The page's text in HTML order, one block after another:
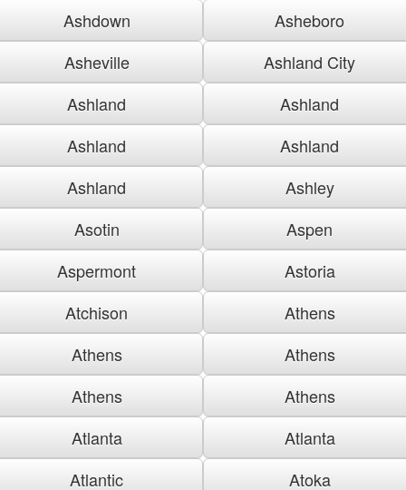
Ashdown
Asheboro
Asheville
Ashland City
Ashland
Ashland
Ashland
Ashland
Ashland
Ashley
Asotin
Aspen
Aspermont
Astoria
Atchison
Athens
Athens
Athens
Athens
Athens
Atlanta
Atlanta
Atlantic
Atoka